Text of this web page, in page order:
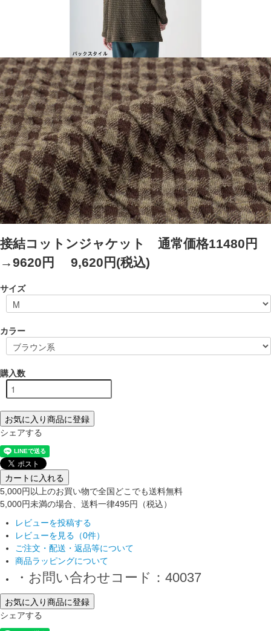
接結コットンジャケット 通常価格11480円
→9620円
9,620円(税込)
サイズ
カラー
購入数
お気に入り商品に登録
シェアする
カートに入れる
5,000円以上のお買い物で全国どこでも送料無料
5,000円未満の場合、送料一律495円（税込）
レビューを投稿する
レビューを見る（0件）
ご注文・配送・返品等について
商品ラッピングについて
・お問い合わせコード：40037
お気に入り商品に登録
シェアする